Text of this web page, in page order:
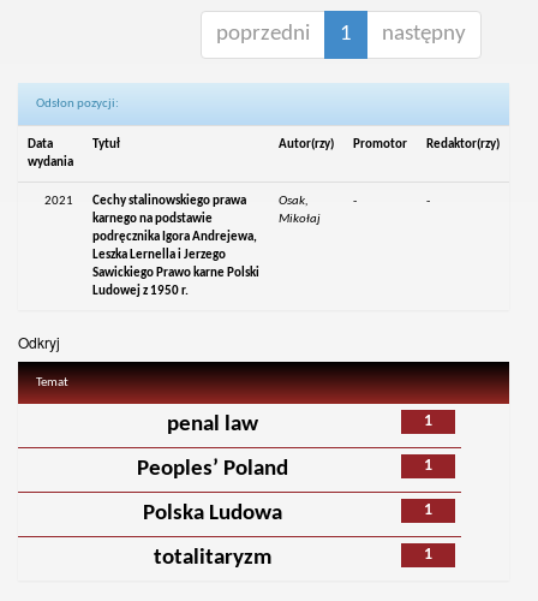
poprzedni 1 następny
Odsłon pozycji:
Data
wydania
Tytuł Autor(rzy) Promotor Redaktor(rzy)
2021
Cechy stalinowskiego prawa
karnego na podstawie
podręcznika Igora Andrejewa,
Leszka Lernella i Jerzego
Sawickiego Prawo karne Polski
Ludowej z 1950 r.
Osak,
Mikołaj
- -
Odkryj
Temat
1
penal law
1
Peoples’ Poland
1
Polska Ludowa
1
totalitaryzm